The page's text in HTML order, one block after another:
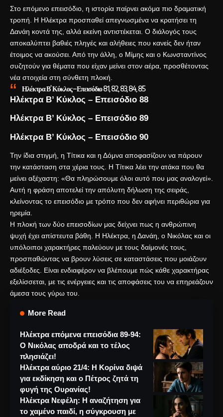
Στο επόμενο επεισόδιο, η ιστορία παίρνει ακόμα πιο δραματική
τροπή. Η Ηλέκτρα προσπαθεί απεγνωσμένα να κρατήσει τη
Δανάη κοντά της, αλλά εκείνη αντιστέκεται. Ο διάλογός τους
αποκαλύπτει βαθιές πληγές και αλήθειες που κανείς δεν ήταν
έτοιμος να ακούσει. Από την άλλη, ο Μίμης και ο Κωνσταντίνος
συζητούν για θέματα που είχαν μείνει στον αέρα, προσθέτοντας
νέα στοιχεία στη σύνθετη πλοκή.
Ηλέκτρα Β’ Κύκλος – Επεισόδιο 81, 82, 83, 84, 85
Ηλέκτρα Β’ Κύκλος – Επεισόδιο 88
Ηλέκτρα Β’ Κύκλος – Επεισόδιο 89
Ηλέκτρα Β’ Κύκλος – Επεισόδιο 90
Την ίδια στιγμή, η Τίτικα και η Δόμνα αποφασίζουν να πάρουν
την κατάσταση στα χέρια τους. Η Τίτικα λέει την ατάκα που θα
μείνει αξέχαστη: «Θα πληρώσουμε όλοι αυτό που μας αναλογεί».
Αυτή η φράση αποτελεί την απόλυτη δήλωση της σειράς,
κλείνοντας το επεισόδιο με τρόπο που δεν αφήνει περιθώρια για
ηρεμία.
Η πλοκή των δύο επεισοδίων μας δείχνει πως η ανθρώπινη
ψυχή έχει απίστευτα βάθη. Η Ηλέκτρα, η Δανάη, ο Νικόλας και οι
υπόλοιποι χαρακτήρες παλεύουν με τους δαίμονές τους,
προσπαθώντας να βρουν λύσεις σε καταστάσεις που μοιάζουν
αδιέξοδες. Είναι ενδιαφέρον να βλέπουμε πώς κάθε χαρακτήρας
εξελίσσεται, με τις ενέργειες και τις αποφάσεις του να επηρεάζουν
άμεσα τους γύρω του.
More Read
Ηλέκτρα επόμενα επεισόδια 89-94:
Ο Νικόλας αποδρά και το τέλος
πλησιάζει!
Ηλέκτρα αύριο 21/4: Η Κορίνα διψά
για εκδίκηση και ο Πέτρος ζητά τη
φυγή της Ουρανίας!
Ηλέκτρα Νεφέλη: Η αναζήτηση για
το χαμένο παιδί, η σύγκρουση με